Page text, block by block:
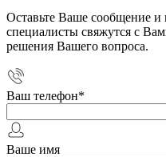
Оставьте Ваше сообщение
специалисты свяжутся с
решения Вашего вопроса.
Ваш телефон*
Ваше имя